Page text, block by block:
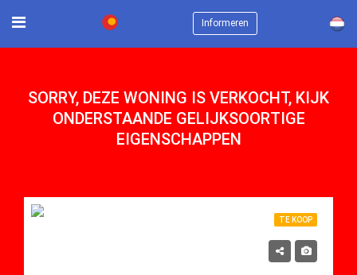
Informeren ×
SORRY, DEZE WONING IS VERKOCHT, KIJK
ONDERSTAANDE GELIJKSOORTIGE
EIGENSCHAPPEN
TE KOOP